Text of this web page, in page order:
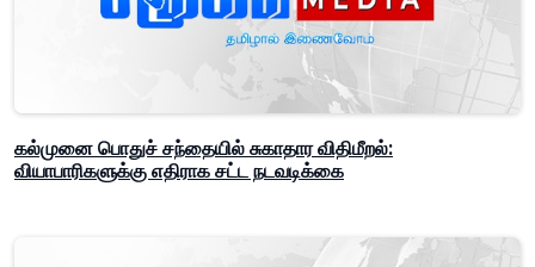
கல்முனை பொதுச் சந்தையில் சுகாதார விதிமீறல்:
வியாபாரிகளுக்கு எதிராக சட்ட நடவடிக்கை